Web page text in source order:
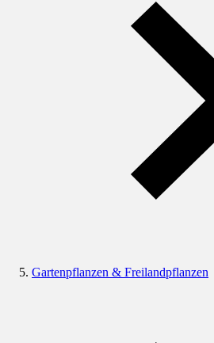
Gartenpflanzen & Freilandpflanzen